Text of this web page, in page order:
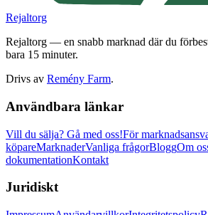
Rejaltorg
Rejaltorg — en snabb marknad där du
bara 15 minuter.
Drivs av Remény Farm.
Användbara länkar
Vill du sälja? Gå med oss!För
köpareMarknaderVanliga frågorBloggOm
dokumentationKontakt
Juridiskt